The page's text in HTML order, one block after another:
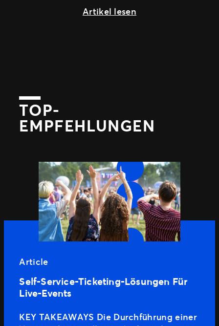
Artikel lesen
TOP-
EMPFEHLUNGEN
Article
Self-Service-Ticketing-Lösungen Für
Live-Events
KEY TAKEAWAYS Die Durchführung einer